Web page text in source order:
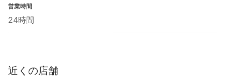
営業時間
24時間
近くの店舗